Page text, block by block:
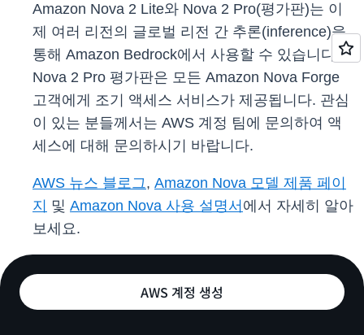
Amazon Nova 2 Lite와 Nova 2 Pro(평가판)는 이
제 여러 리전의 글로벌 리전 간 추론(inference)을
통해 Amazon Bedrock에서 사용할 수 있습니다.
Nova 2 Pro 평가판은 모든 Amazon Nova Forge
고객에게 조기 액세스 서비스가 제공됩니다. 관심
이 있는 분들께서는 AWS 계정 팀에 문의하여 액
세스에 대해 문의하시기 바랍니다.
AWS 뉴스 블로그, Amazon Nova 모델 제품 페이
지
및 Amazon Nova 사용 설명서 에서 자세히 알아
보세요.
AWS 계정 생성